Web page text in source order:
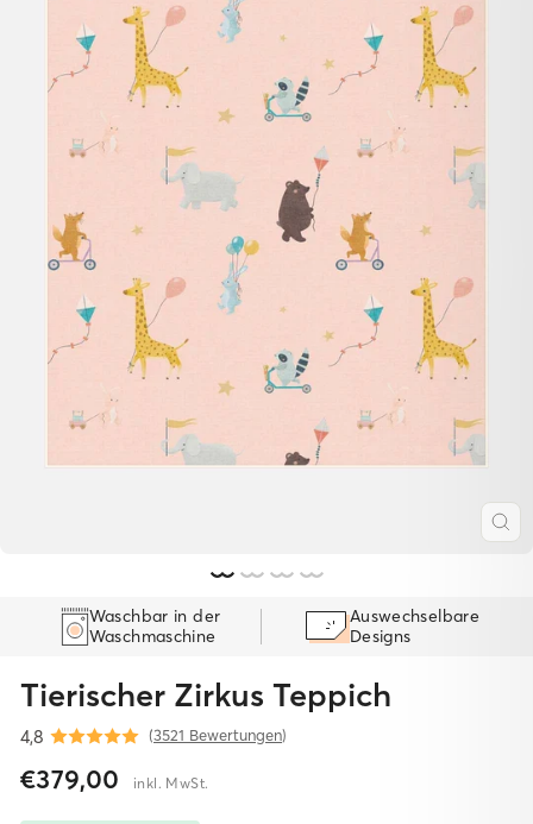
Waschbar in der
Waschmaschine
Auswechselbare
Designs
Tierischer Zirkus Teppich
4,8 (3521 Bewertungen)
Normaler
Sonderpreis
€379,00 inkl. MwSt.